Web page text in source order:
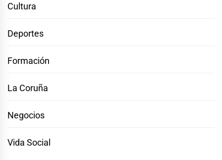
Cultura
Deportes
Formación
La Coruña
Negocios
Vida Social